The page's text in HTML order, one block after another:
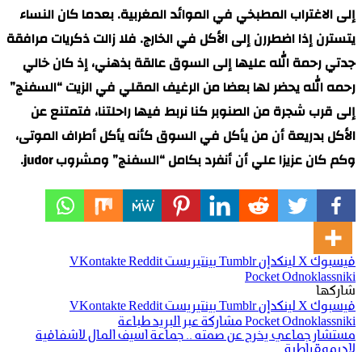
إلى الاغتراب المطبخي في الموائد المغربية. بعدما كان النساء
يتسترن إذا اضطررن إلى الأكل في الخارج. فلا زالت ذكريات مرافقة
جدتي رحمة الله عليها إلى السوق عالقة بذهني، إذ كان خالي
رحمه الله يحضر لها بعضا من الرغيف المقلي في الزيت “السفنج”
إلى قرب شجرة من الصنوبر كنا نربط فيها راحلتنا، فتمتنع عن
الأكل بدريعة أن من يأكل في السوق كأنه يأكل أطراف الموتى،
وكم كان عزيزا علي أن أنفرد بكامل “السفنج” ومشروب judor.
فيسبوك‫X لينكدإن بينتيريست
Odnoklassniki
‫Pocket
شاركها
فيسبوك‫X لينكدإن بينتيريست
Odnoklassniki
‫Pocket مشاركة عبر البريدطباعة
مستشار جماعي يخرج عن صمته .. جماعة اسيف المال لاشفافية